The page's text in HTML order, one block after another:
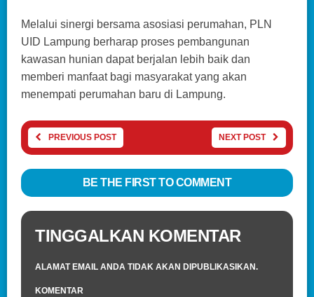
Melalui sinergi bersama asosiasi perumahan, PLN
UID Lampung berharap proses pembangunan
kawasan hunian dapat berjalan lebih baik dan
memberi manfaat bagi masyarakat yang akan
menempati perumahan baru di Lampung.
PREVIOUS POST NEXT POST
BE THE FIRST TO COMMENT
TINGGALKAN KOMENTAR
ALAMAT EMAIL ANDA TIDAK AKAN DIPUBLIKASIKAN.
KOMENTAR